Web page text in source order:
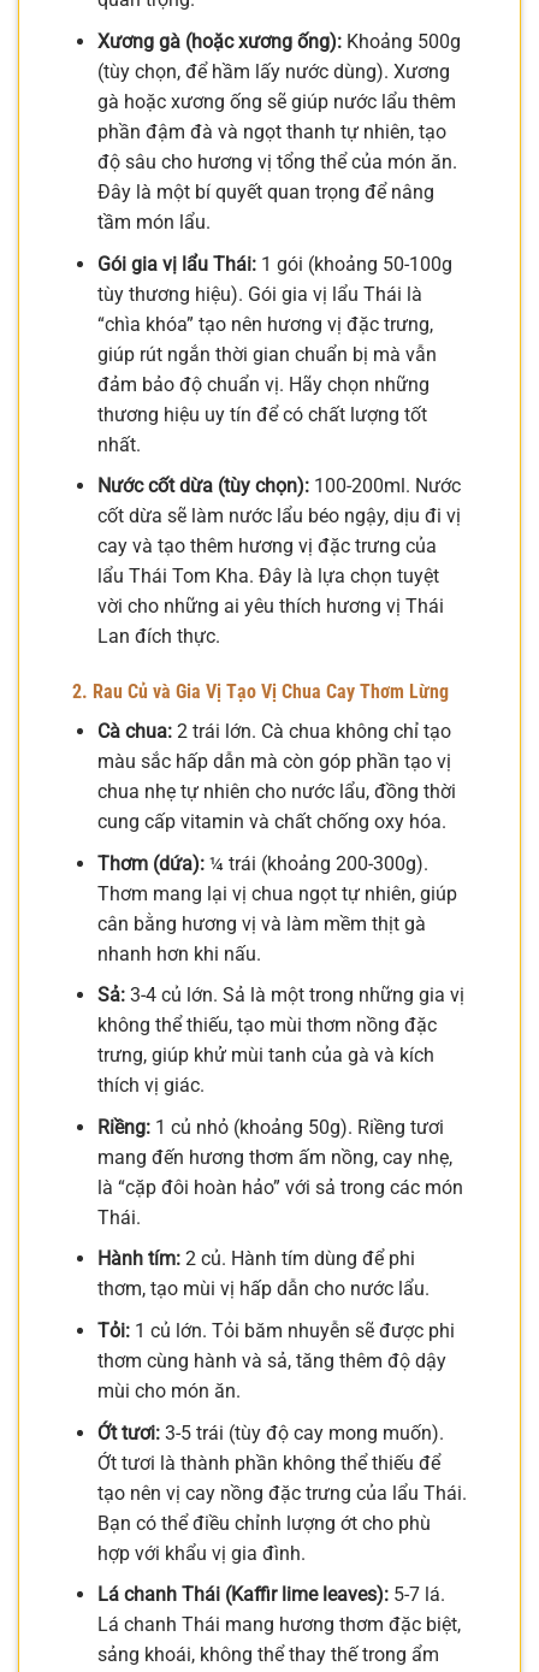
Xương gà (hoặc xương ống):Khoảng 500g
(tùy chọn, để hầm lấy nước dùng). Xương
gà hoặc xương ống sẽ giúp nước lẩu thêm
phần đậm đà và ngọt thanh tự nhiên, tạo
độ sâu cho hương vị tổng thể của món ăn.
Đây là một bí quyết quan trọng để nâng
tầm món lẩu.
Gói gia vị lẩu Thái:1 gói (khoảng 50-100g
tùy thương hiệu). Gói gia vị lẩu Thái là
“chìa khóa” tạo nên hương vị đặc trưng,
giúp rút ngắn thời gian chuẩn bị mà vẫn
đảm bảo độ chuẩn vị. Hãy chọn những
thương hiệu uy tín để có chất lượng tốt
nhất.
Nước cốt dừa (tùy chọn):100-200ml. Nước
cốt dừa sẽ làm nước lẩu béo ngậy, dịu đi vị
cay và tạo thêm hương vị đặc trưng của
lẩu Thái Tom Kha. Đây là lựa chọn tuyệt
vời cho những ai yêu thích hương vị Thái
Lan đích thực.
2. Rau Củ và Gia Vị Tạo Vị Chua Cay Thơm Lừng
Cà chua:2 trái lớn. Cà chua không chỉ tạo
màu sắc hấp dẫn mà còn góp phần tạo vị
chua nhẹ tự nhiên cho nước lẩu, đồng thời
cung cấp vitamin và chất chống oxy hóa.
Thơm (dứa):¼ trái (khoảng 200-300g).
Thơm mang lại vị chua ngọt tự nhiên, giúp
cân bằng hương vị và làm mềm thịt gà
nhanh hơn khi nấu.
Sả:3-4 củ lớn. Sả là một trong những gia vị
không thể thiếu, tạo mùi thơm nồng đặc
trưng, giúp khử mùi tanh của gà và kích
thích vị giác.
Riềng:1 củ nhỏ (khoảng 50g). Riềng tươi
mang đến hương thơm ấm nồng, cay nhẹ,
là “cặp đôi hoàn hảo” với sả trong các món
Thái.
Hành tím:2 củ. Hành tím dùng để phi
thơm, tạo mùi vị hấp dẫn cho nước lẩu.
Tỏi:1 củ lớn. Tỏi băm nhuyễn sẽ được phi
thơm cùng hành và sả, tăng thêm độ dậy
mùi cho món ăn.
Ớt tươi:3-5 trái (tùy độ cay mong muốn).
Ớt tươi là thành phần không thể thiếu để
tạo nên vị cay nồng đặc trưng của lẩu Thái.
Bạn có thể điều chỉnh lượng ớt cho phù
hợp với khẩu vị gia đình.
Lá chanh Thái (Kaffir lime leaves):5-7 lá.
Lá chanh Thái mang hương thơm đặc biệt,
sảng khoái, không thể thay thế trong ẩm